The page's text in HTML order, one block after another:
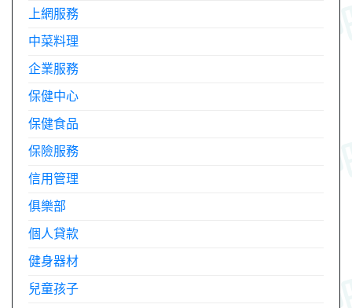
上網服務
中菜料理
企業服務
保健中心
保健食品
保險服務
信用管理
俱樂部
個人貸款
健身器材
兒童孩子